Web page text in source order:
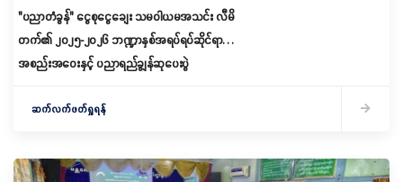
"ပညာတံခွန်" ငွေစုငွေချေး သမဝါယမအသင်း လီမိ
တက်၏ ၂၀၂၅-၂၀၂၆ ဘဏ္ဍာနှစ်အရပ်ရပ်ဆိုင်ရာ
အစည်းအဝေးနှင့် ပညာရည်ချွန်ဆုပေးပွဲ
ဆက်လက်ဖတ်ရှုရန်